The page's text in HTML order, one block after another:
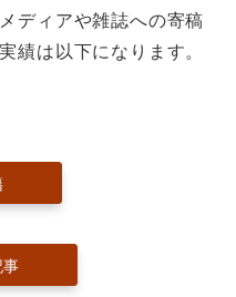
ディアや雑誌への寄稿
績は以下になります。
事